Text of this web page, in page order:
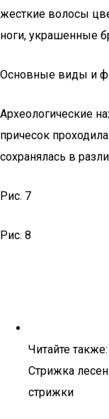
жесткие волосы
ноги, украшенные
Основные виды и
Археологические
причесок
сохранялась в
Рис. 7
Рис. 8
Читайте также:
Стрижка
стрижки